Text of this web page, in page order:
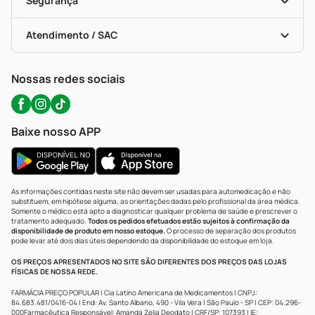
Troca E Devolução
Bulas De A A Z
Políticas De Marketplace
Testes Rápidos
Autoteste Covid-19
Certificado De Segurança
Portal Da Privacidade
Atendimento / SAC
WhatsApp (47) 9202-1687
Nossas redes sociais
Baixe nosso APP
As informações contidas neste site não devem ser usadas para automedicação e não
substituem, em hipótese alguma, as orientações dadas pelo profissional da área médica.
Somente o médico está apto a diagnosticar qualquer problema de saúde e prescrever o
tratamento adequado. Todos os pedidos efetuados estão sujeitos à confirmação da
disponibilidade de produto em nosso estoque.O processo de separação dos produtos
pode levar até dois dias úteis dependendo da disponibilidade do estoque em loja.
OS PREÇOS APRESENTADOS NO SITE SÃO DIFERENTES DOS PREÇOS DAS LOJAS
FÍSICAS DE NOSSA REDE.
FARMÁCIA PREÇO POPULAR | Cia Latino Americana de Medicamentos | CNPJ:
84.683.481/0416-04 | End: Av. Santo Albano, 490 - Vila Vera | São Paulo - SP | CEP: 04.296-
000Farmacêutica Responsável: Amanda Zelia Deodato | CRF/SP: 107393 | IE: